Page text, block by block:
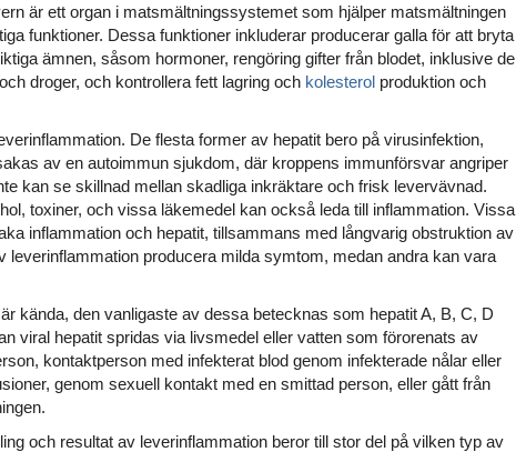
är ett organ i matsmältningssystemet som hjälper matsmältningen
funktioner. Dessa funktioner inkluderar producerar galla för att bryta
ämnen, såsom hormoner, rengöring gifter från blodet, inklusive de
droger, och kontrollera fett lagring och kolesterol produktion och
De flesta former av hepatit bero på virusinfektion,
av en autoimmun sjukdom, där kroppens immunförsvar angriper
kan se skillnad mellan skadliga inkräktare och frisk levervävnad.
toxiner, och vissa läkemedel kan också leda till inflammation. Vissa
inflammation och hepatit, tillsammans med långvarig obstruktion av
leverinflammation producera milda symtom, medan andra kan vara
kända, den vanligaste av dessa betecknas som hepatit A, B, C, D
viral hepatit spridas via livsmedel eller vatten som förorenats av
kontaktperson med infekterat blod genom infekterade nålar eller
genom sexuell kontakt med en smittad person, eller gått från
och resultat av leverinflammation beror till stor del på vilken typ av